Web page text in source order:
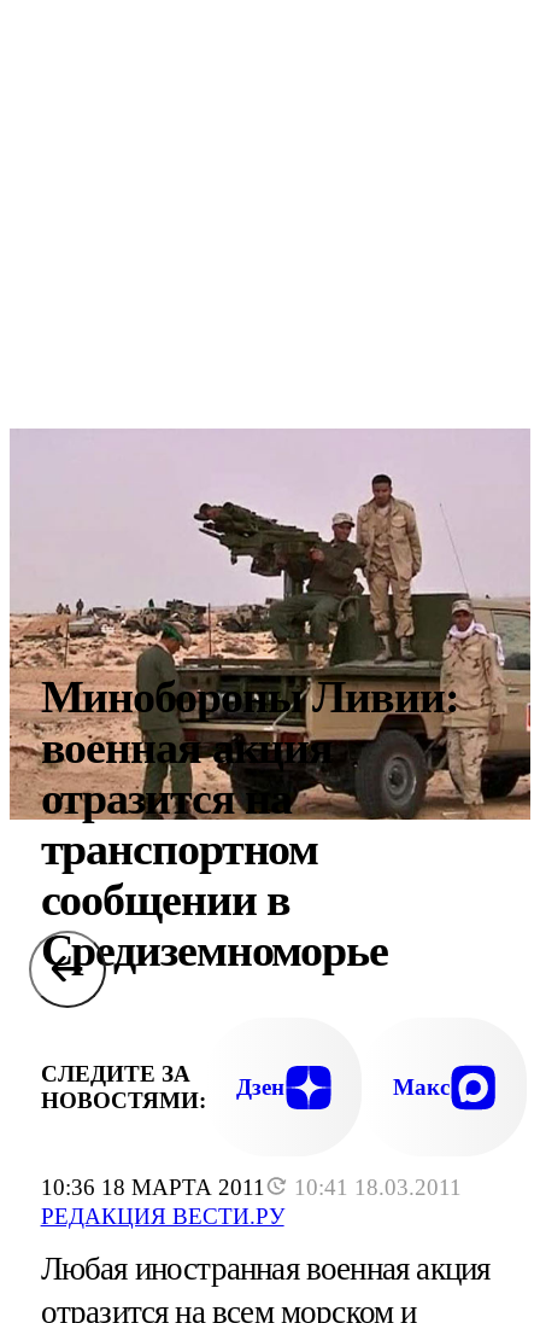
10:36 18 МАРТА 2011
10:41 18.03.2011
РЕДАКЦИЯ ВЕСТИ.РУ
Минобороны Ливии:
военная акция
отразится на
транспортном
сообщении в
Средиземноморье
СЛЕДИТЕ ЗА
НОВОСТЯМИ:
Дзен Макс
Любая иностранная военная акция
отразится на всем морском и